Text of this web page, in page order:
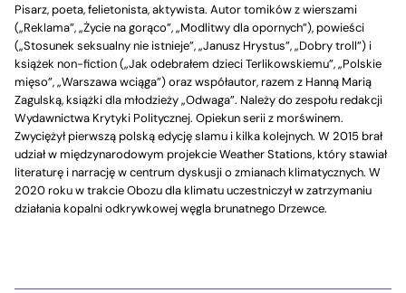
Pisarz, poeta, felietonista, aktywista. Autor tomików z wierszami
(„Reklama”, „Życie na gorąco”, „Modlitwy dla opornych”), powieści
(„Stosunek seksualny nie istnieje”, „Janusz Hrystus”, „Dobry troll”) i
książek non-fiction („Jak odebrałem dzieci Terlikowskiemu”, „Polskie
mięso”, „Warszawa wciąga”) oraz współautor, razem z Hanną Marią
Zagulską, książki dla młodzieży „Odwaga”. Należy do zespołu redakcji
Wydawnictwa Krytyki Politycznej. Opiekun serii z morświnem.
Zwyciężył pierwszą polską edycję slamu i kilka kolejnych. W 2015 brał
udział w międzynarodowym projekcie Weather Stations, który stawiał
literaturę i narrację w centrum dyskusji o zmianach klimatycznych. W
2020 roku w trakcie Obozu dla klimatu uczestniczył w zatrzymaniu
działania kopalni odkrywkowej węgla brunatnego Drzewce.